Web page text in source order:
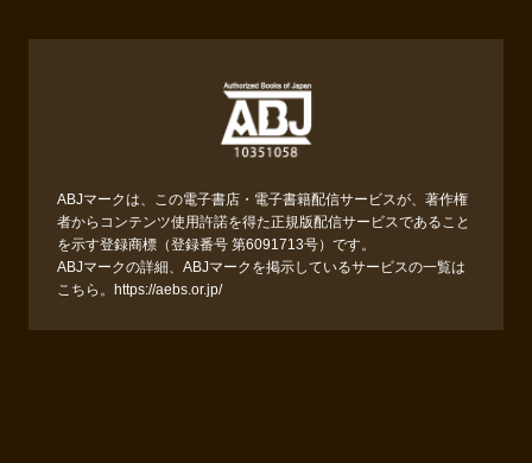
ABJマークは、この電子書店・電子書籍配信サービスが、著作権
者からコンテンツ使用許諾を得た正規版配信サービスであること
を示す登録商標（登録番号 第6091713号）です。
ABJマークの詳細、ABJマークを掲示しているサービスの一覧は
こちら。 https://aebs.or.jp/